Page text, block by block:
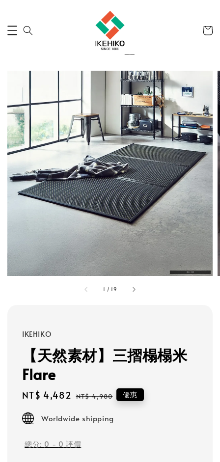
1 / 19
IKEHIKO
【天然素材】三摺榻榻米
Flare
Sale
NT$ 4,482 Regular
NT$ 4,980 優惠
Worldwide shipping
總分: 0 - 0 評價